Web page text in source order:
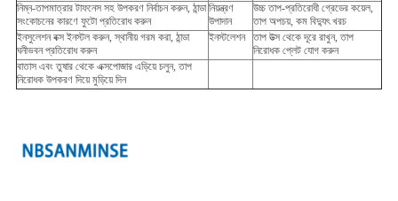
নিম্ন-তাপমাত্রার টাফনেস সহ উপকরণ নির্বাচন করুন, ঠান্ডা
সংকোচনের কারণে ফুটো প্রতিরোধ করুন
নিয়ন্ত্রণ
উপাদান
উচ্চ তাপ-প্রতিরোধী গ্রেডের কয়েল,
তাপ অপচয়, কম বিদ্যুৎ খরচ
ইনসুলেশন বক্স ইনস্টল করুন, স্থানীয় গরম করা, ঠান্ডা
ঘনীভবন প্রতিরোধ করুন
ইনস্টলেশন
তাপ উত্স থেকে দূরে রাখুন, তাপ
নিরোধক প্লেট যোগ করুন
বাতাস এবং তুষার থেকে এক্সপোজার এড়িয়ে চলুন, তাপ
নিরোধক উপকরণ দিয়ে মুড়িয়ে দিন